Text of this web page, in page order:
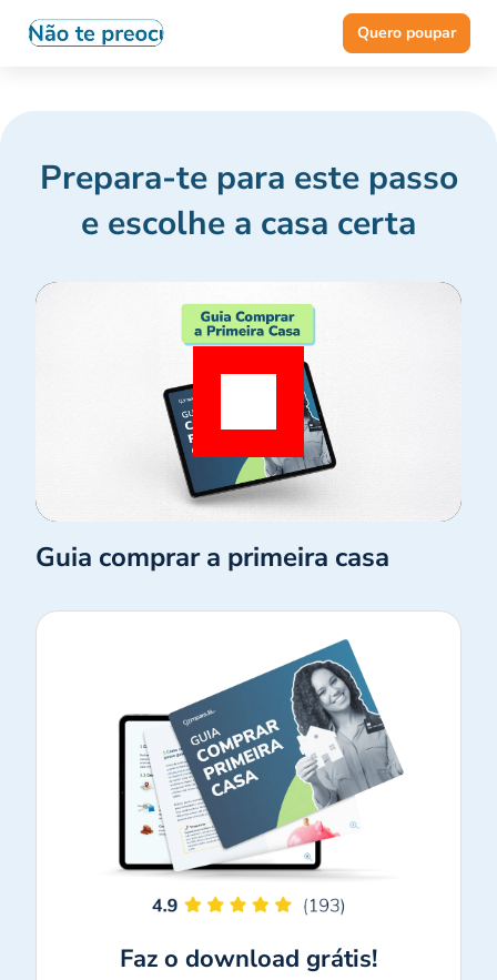
Quero poupar
Prepara-te para este passo
e escolhe a casa certa
Guia comprar a primeira casa
Faz o download grátis!